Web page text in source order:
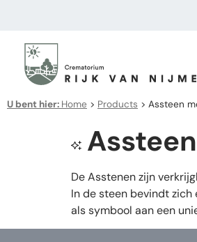
U bent hier: Home > Products > Assteen
De Asstenen zijn
In de steen bevindt zich
als symbool aan een